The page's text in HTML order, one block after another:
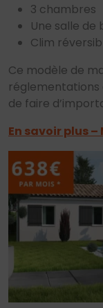
3 chambres
Une salle de
Clim
Ce modèle de
réglementations
de faire
En savoir plus